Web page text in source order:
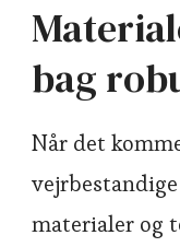
bag
Når det
materialer og